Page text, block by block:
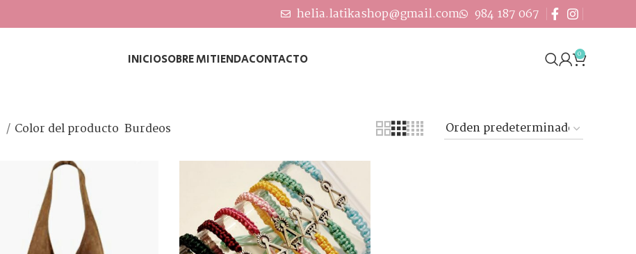
helia.latikashop@gmail.com 984 187 067
INICIOSOBRE MITIENDACONTACTO 0
Color del producto Burdeos